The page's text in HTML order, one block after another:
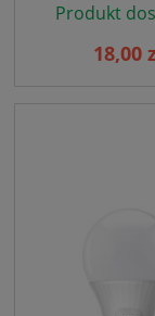
Produkt
18,00